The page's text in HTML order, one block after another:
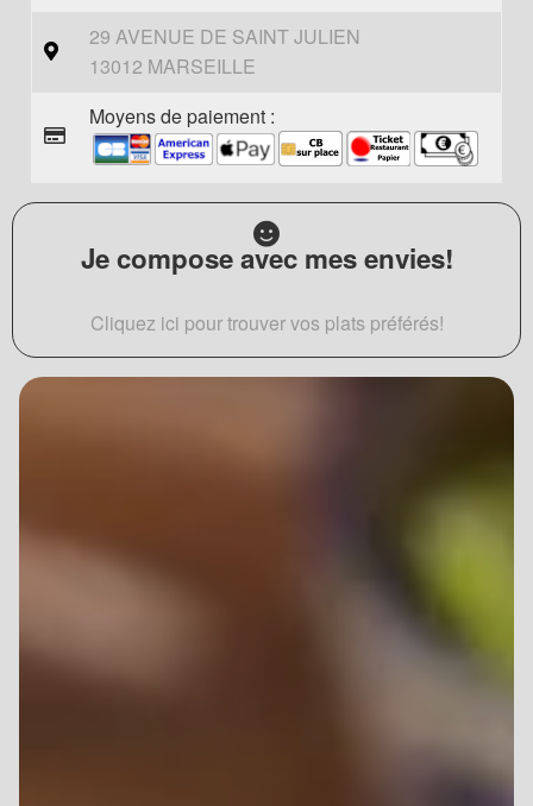
29 AVENUE DE SAINT JULIEN
13012 MARSEILLE
Moyens de paiement :
Je compose avec mes envies!
Cliquez ici pour trouver vos plats préférés!